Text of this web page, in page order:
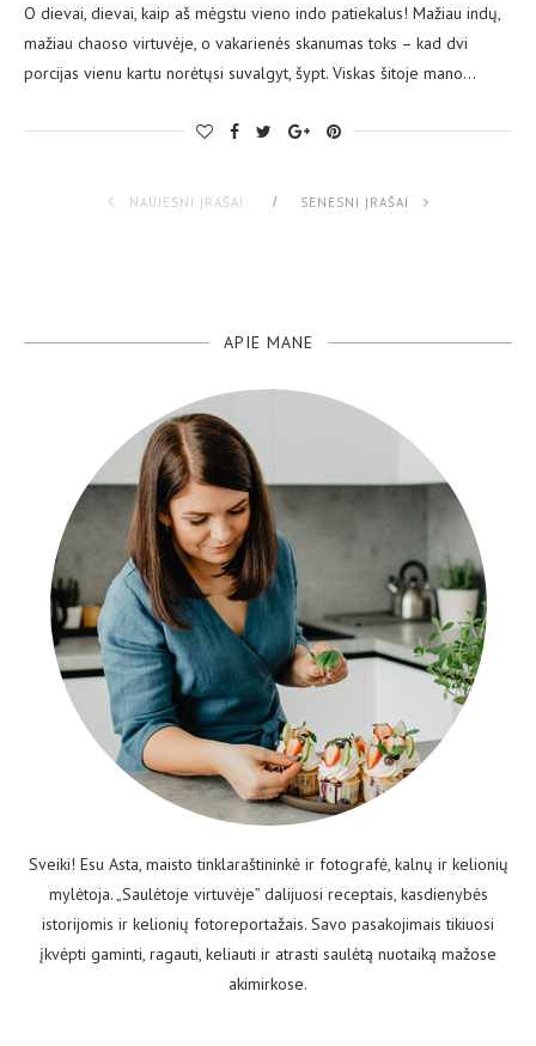
O dievai, dievai, kaip aš mėgstu vieno indo patiekalus! Mažiau indų,
mažiau chaoso virtuvėje, o vakarienės skanumas toks – kad dvi
porcijas vienu kartu norėtųsi suvalgyt, šypt. Viskas šitoje mano…
NAUJESNI ĮRAŠAI SENESNI ĮRAŠAI
APIE MANE
Sveiki! Esu Asta, maisto tinklaraštininkė ir fotografė, kalnų ir kelionių
mylėtoja. „Saulėtoje virtuvėje” dalijuosi receptais, kasdienybės
istorijomis ir kelionių fotoreportažais. Savo pasakojimais tikiuosi
įkvėpti gaminti, ragauti, keliauti ir atrasti saulėtą nuotaiką mažose
akimirkose.